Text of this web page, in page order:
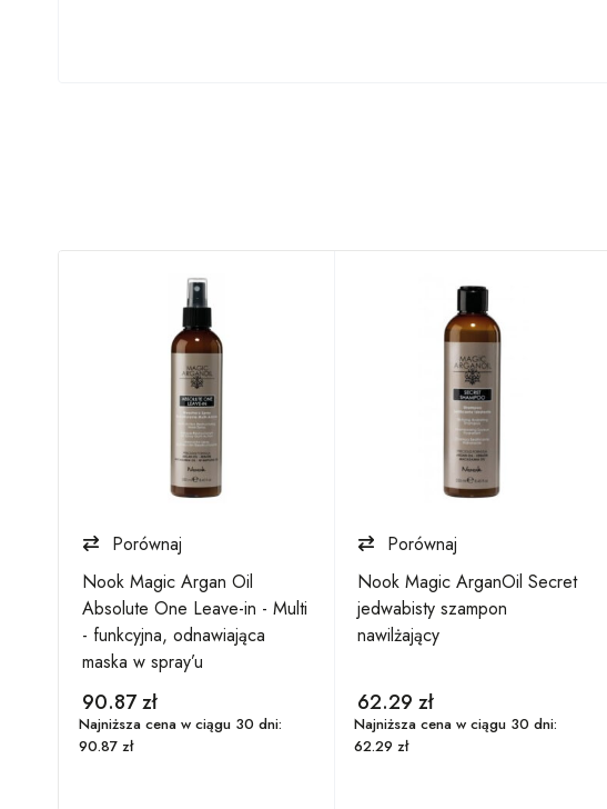
Porównaj
Nook Magic Argan Oil
Absolute One Leave-in - Multi
- funkcyjna, odnawiająca
maska w spray’u
90.87zł
Najniższa cena w ciągu 30 dni:
90.87 zł
Porównaj
Nook Magic ArganOil Secret
jedwabisty szampon
nawilżający
62.29 zł
Najniższa cena w ciągu 30 dni:
62.29 zł